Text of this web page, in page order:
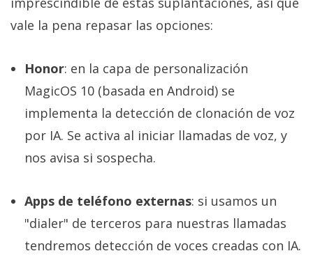
vale la pena repasar las opciones:
Honor: en la capa de personalización
MagicOS 10 (basada en Android) se
implementa la detección de clonación de voz
por IA. Se activa al iniciar llamadas de voz, y
nos avisa si sospecha.
Apps de teléfono externas: si usamos un
"dialer" de terceros para nuestras llamadas
tendremos detección de voces creadas con IA.